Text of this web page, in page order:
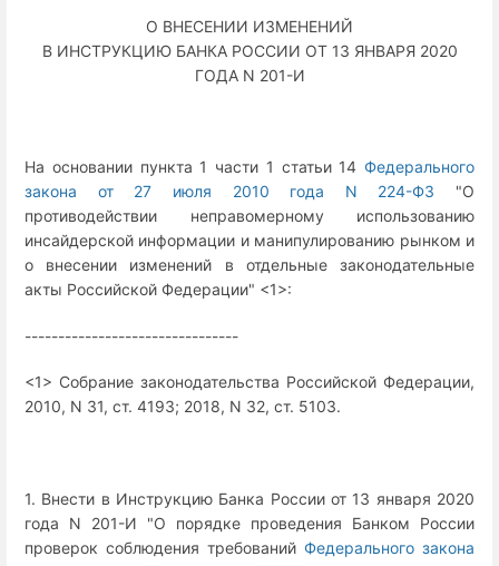
О ВНЕСЕНИИ ИЗМЕНЕНИЙ
В ИНСТРУКЦИЮ БАНКА РОССИИ ОТ 13 ЯНВАРЯ 2020
ГОДА N 201-И
На основании пункта 1 части 1 статьи 14 Федерального
закона от 27 июля 2010 года N 224-ФЗ "О
противодействии неправомерному использованию
инсайдерской информации и манипулированию рынком и
о внесении изменений в отдельные законодательные
акты Российской Федерации" <1>:
--------------------------------
<1> Собрание законодательства Российской Федерации,
2010, N 31, ст. 4193; 2018, N 32, ст. 5103.
1. Внести в Инструкцию Банка России от 13 января 2020
года N 201-И "О порядке проведения Банком России
проверок соблюдения требований Федерального закона